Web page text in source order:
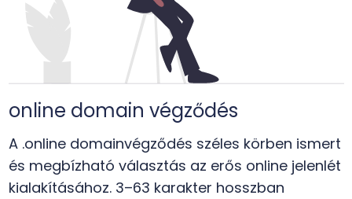
online domain végződés
A .online domainvégződés széles körben ismert
és megbízható választás az erős online jelenlét
kialakításához. 3–63 karakter hosszban